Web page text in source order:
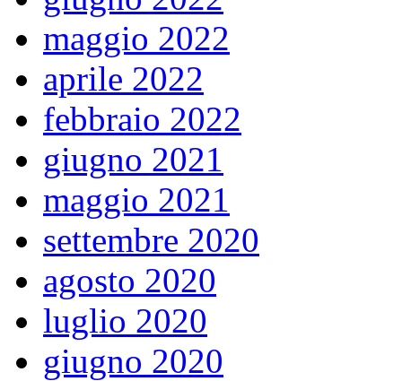
maggio 2022
aprile 2022
febbraio 2022
giugno 2021
maggio 2021
settembre 2020
agosto 2020
luglio 2020
giugno 2020